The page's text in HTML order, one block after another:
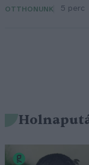
OTTHONUNK 5 perc